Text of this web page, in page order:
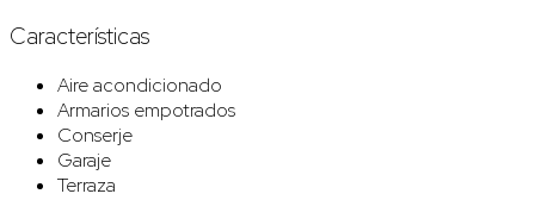
Características
Aire acondicionado
Armarios empotrados
Conserje
Garaje
Terraza